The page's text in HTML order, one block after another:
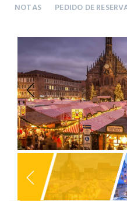
NOTAS
PEDIDO DE
Previous